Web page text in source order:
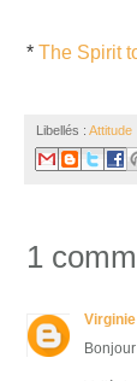
* The Spirit
Libellés : Attitude
1
Virginie